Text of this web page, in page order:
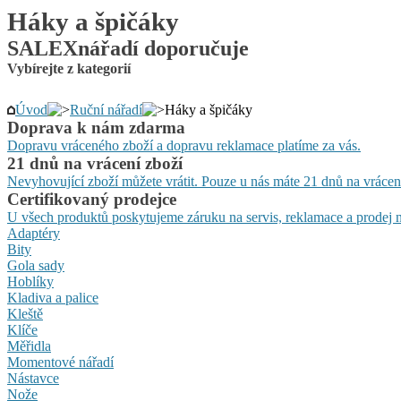
Háky a špičáky
SALEXnářadí doporučuje
Vybírejte z kategorií
Úvod Ruční nářadí Háky a špičáky
Doprava k nám zdarma
Dopravu vráceného zboží a dopravu reklamace platíme za vás.
21 dnů na vrácení zboží
Nevyhovující zboží můžete vrátit. Pouze u nás máte 21 dnů na
Certifikovaný prodejce
U všech produktů poskytujeme záruku na servis, reklamace a prodej
Adaptéry
Bity
Gola sady
Hoblíky
Kladiva a palice
Kleště
Klíče
Měřidla
Momentové nářadí
Nástavce
Nože